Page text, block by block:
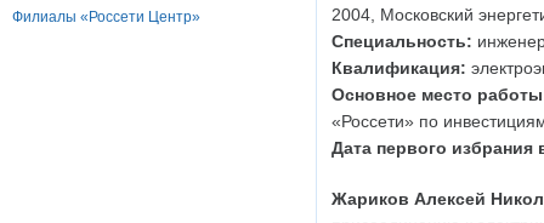
Филиалы «Россети Центр»
2004, Московский
Специальность:
Квалификация:
Основное место
«Россети» по
Дата первого избрания
Жариков Алексей